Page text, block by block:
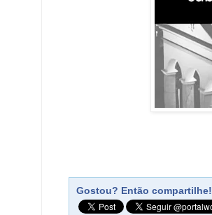
Gostou? Então compartilhe!